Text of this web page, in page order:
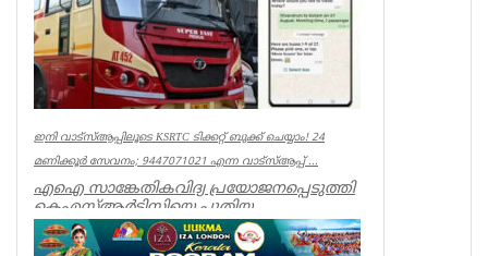
ഇനി വാട്‌സ്ആപ്പിലൂടെ KSRTC ടിക്കറ്റ് ബുക്ക് ചെയ്യാം! 24
മണിക്കൂർ സേവനം; 9447071021 എന്ന വാട്സ്ആപ്പ് ...
എഐ സാങ്കേതികവിദ്യ പ്രയോജനപ്പെടുത്തി
കെഎസ്ആർടിസിയെ പുതിയ
യുഗത്തിലേക്ക് നയിക്കുകയാണ് ലക്ഷ്യമെന്ന്
ഗതാ...